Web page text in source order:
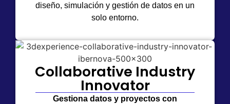
diseño, simulación y gestión de datos en un
solo entorno.
Collaborative Industry
Innovator
Gestiona datos y proyectos con